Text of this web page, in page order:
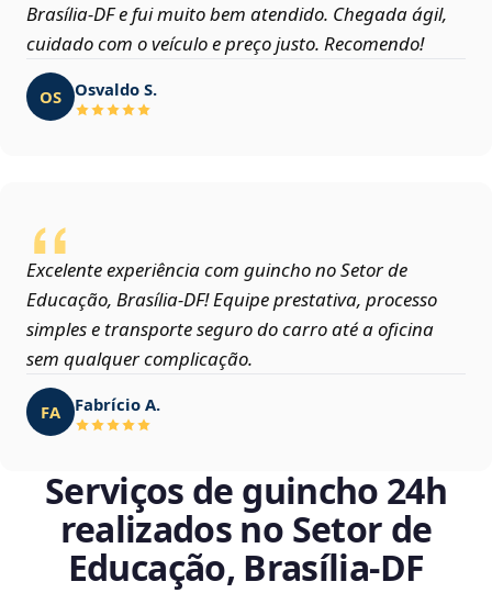
Brasília‑DF e fui muito bem atendido. Chegada ágil,
cuidado com o veículo e preço justo. Recomendo!
OS Osvaldo S.
Excelente experiência com guincho no Setor de
Educação, Brasília‑DF! Equipe prestativa, processo
simples e transporte seguro do carro até a oficina
sem qualquer complicação.
FA Fabrício A.
Serviços de guincho 24h
realizados no Setor de
Educação, Brasília‑DF